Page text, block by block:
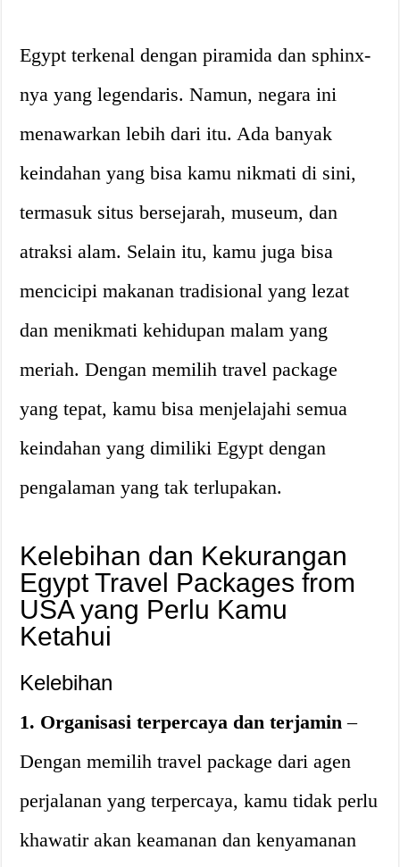
Egypt terkenal dengan piramida dan sphinx-
nya yang legendaris. Namun, negara ini
menawarkan lebih dari itu. Ada banyak
keindahan yang bisa kamu nikmati di sini,
termasuk situs bersejarah, museum, dan
atraksi alam. Selain itu, kamu juga bisa
mencicipi makanan tradisional yang lezat
dan menikmati kehidupan malam yang
meriah. Dengan memilih travel package
yang tepat, kamu bisa menjelajahi semua
keindahan yang dimiliki Egypt dengan
pengalaman yang tak terlupakan.
Kelebihan dan Kekurangan
Egypt Travel Packages from
USA yang Perlu Kamu
Ketahui
Kelebihan
1. Organisasi terpercaya dan terjamin –
Dengan memilih travel package dari agen
perjalanan yang terpercaya, kamu tidak perlu
khawatir akan keamanan dan kenyamanan